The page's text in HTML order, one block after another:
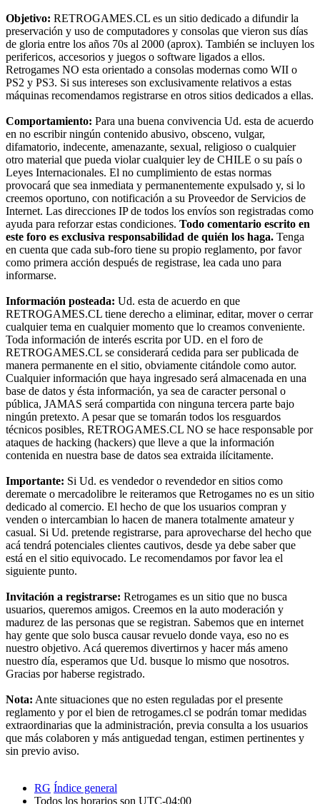
Objetivo: RETROGAMES.CL es un sitio dedicado a difundir la
preservación y uso de computadores y consolas que vieron sus días
de gloria entre los años 70s al 2000 (aprox). También se incluyen los
perifericos, accesorios y juegos o software ligados a ellos.
Retrogames NO esta orientado a consolas modernas como WII o
PS2 y PS3. Si sus intereses son exclusivamente relativos a estas
máquinas recomendamos registrarse en otros sitios dedicados a ellas.
Comportamiento: Para una buena convivencia Ud. esta de acuerdo
en no escribir ningún contenido abusivo, obsceno, vulgar,
difamatorio, indecente, amenazante, sexual, religioso o cualquier
otro material que pueda violar cualquier ley de CHILE o su país o
Leyes Internacionales. El no cumplimiento de estas normas
provocará que sea inmediata y permanentemente expulsado y, si lo
creemos oportuno, con notificación a su Proveedor de Servicios de
Internet. Las direcciones IP de todos los envíos son registradas como
ayuda para reforzar estas condiciones. Todo comentario escrito en
este foro es exclusiva responsabilidad de quién los haga. Tenga
en cuenta que cada sub-foro tiene su propio reglamento, por favor
como primera acción después de registrase, lea cada uno para
informarse.
Información posteada: Ud. esta de acuerdo en que
RETROGAMES.CL tiene derecho a eliminar, editar, mover o cerrar
cualquier tema en cualquier momento que lo creamos conveniente.
Toda información de interés escrita por UD. en el foro de
RETROGAMES.CL se considerará cedida para ser publicada de
manera permanente en el sitio, obviamente citándole como autor.
Cualquier información que haya ingresado será almacenada en una
base de datos y ésta información, ya sea de caracter personal o
pública, JAMAS será compartida con ninguna tercera parte bajo
ningún pretexto. A pesar que se tomarán todos los resguardos
técnicos posibles, RETROGAMES.CL NO se hace responsable por
ataques de hacking (hackers) que lleve a que la información
contenida en nuestra base de datos sea extraida ilícitamente.
Importante: Si Ud. es vendedor o revendedor en sitios como
deremate o mercadolibre le reiteramos que Retrogames no es un sitio
dedicado al comercio. El hecho de que los usuarios compran y
venden o intercambian lo hacen de manera totalmente amateur y
casual. Si Ud. pretende registrarse, para aprovecharse del hecho que
acá tendrá potenciales clientes cautivos, desde ya debe saber que
está en el sitio equivocado. Le recomendamos por favor lea el
siguiente punto.
Invitación a registrarse: Retrogames es un sitio que no busca
usuarios, queremos amigos. Creemos en la auto moderación y
madurez de las personas que se registran. Sabemos que en internet
hay gente que solo busca causar revuelo donde vaya, eso no es
nuestro objetivo. Acá queremos divertirnos y hacer más ameno
nuestro día, esperamos que Ud. busque lo mismo que nosotros.
Gracias por haberse registrado.
Nota: Ante situaciones que no esten reguladas por el presente
reglamento y por el bien de retrogames.cl se podrán tomar medidas
extraordinarias que la administración, previa consulta a los usuarios
que más colaboren y más antiguedad tengan, estimen pertinentes y
sin previo aviso.
RG Índice general
Todos los horarios son UTC-04:00